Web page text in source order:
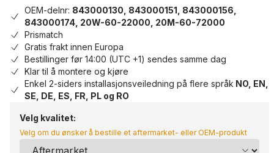
OEM-delnr: 843000130, 843000151, 843000156,
843000174, 20W-60-22000, 20M-60-72000
Prismatch
Gratis frakt innen Europa
Bestillinger før 14:00 (UTC +1) sendes samme dag
Klar til å montere og kjøre
Enkel 2-siders installasjonsveiledning på flere språk NO, EN,
SE, DE, ES, FR, PL og RO
Velg kvalitet:
Velg om du ønsker å bestille et aftermarket- eller OEM-produkt